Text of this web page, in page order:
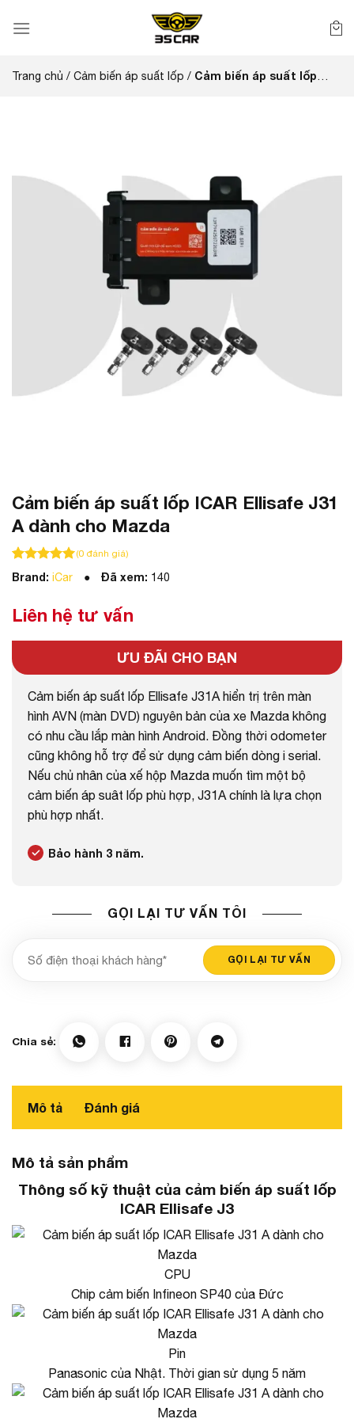
qua
dung
Trang chủ / Cảm biến áp suất lốp / Cảm biến áp suất lốp
Cảm biến áp suất lốp ICAR Ellisafe J31
A dành cho Mazda
100trên 5 dựa trên
100 đánh giá
(0đánh giá)
Brand: iCar Đã xem: 140
Liên hệ tư vấn
ƯU ĐÃI CHO BẠN
Cảm biến áp suất lốp Ellisafe J31A hiển trị trên màn
hình AVN (màn DVD) nguyên bản của xe Mazda không
có nhu cầu lắp màn hình Android. Đồng thời odometer
cũng không hỗ trợ để sử dụng cảm biến dòng i serial.
Nếu chủ nhân của xế hộp Mazda muốn tìm một bộ
cảm biến áp suât lốp phù hợp, J31A chính là lựa chọn
phù hợp nhất.
Bảo hành 3 năm.
GỌI LẠI TƯ VẤN TÔI
Mô tả Đánh giá
Mô tả sản phẩm
Thông số kỹ thuật của cảm biến áp suất lốp
ICAR Ellisafe J3
CPU
Chip cảm biến Infineon SP40 của Đức
Pin
Panasonic của Nhật. Thời gian sử dụng 5 năm